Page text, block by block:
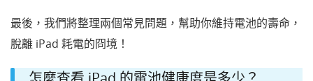
最後，我們將整理兩個常見問題，幫助你維持電池的壽命，
脫離 iPad 耗電的冏境！